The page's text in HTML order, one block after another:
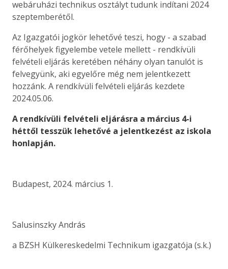
webáruházi technikus osztályt tudunk indítani 2024
szeptemberétől.
Az Igazgatói jogkör lehetővé teszi, hogy - a szabad
férőhelyek figyelembe vetele mellett - rendkívüli
felvételi eljárás keretében néhány olyan tanulót is
felvegyünk, aki egyelőre még nem jelentkezett
hozzánk. A rendkívüli felvételi eljárás kezdete
2024.05.06.
A rendkívüli felvételi eljárásra a március 4-i
héttől tesszük lehetővé a jelentkezést az iskola
honlapján.
Budapest, 2024. március 1.
Salusinszky András
a BZSH Külkereskedelmi Technikum igazgatója (s.k.)